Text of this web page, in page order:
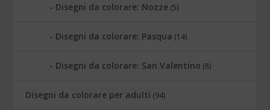
Disegni da colorare: Nozze (5)
Disegni da colorare: Pasqua (14)
Disegni da colorare: San Valentino (8)
Disegni da colorare per adulti (94)